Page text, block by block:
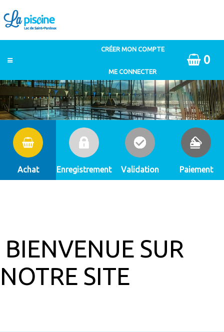
0
Achat Enregistrement Validation Paiement
BIENVENUE SUR
NOTRE SITE